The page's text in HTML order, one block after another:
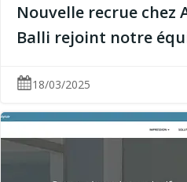
Nouvelle recrue chez
Balli rejoint notre
18/03/2025